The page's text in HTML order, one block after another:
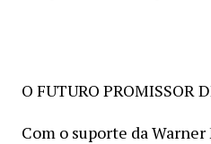
O FUTURO PROMISSOR
Com o suporte da